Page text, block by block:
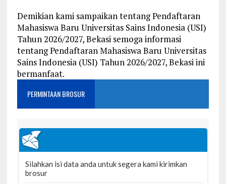
Demikian kami sampaikan tentang Pendaftaran
Mahasiswa Baru Universitas Sains Indonesia (USI)
Tahun 2026/2027, Bekasi semoga informasi
tentang Pendaftaran Mahasiswa Baru Universitas
Sains Indonesia (USI) Tahun 2026/2027, Bekasi ini
bermanfaat.
PERMINTAAN BROSUR